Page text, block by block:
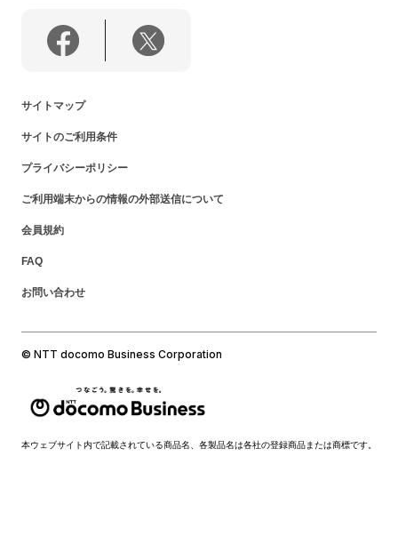
サイトマップ
サイトのご利用条件
プライバシーポリシー
ご利用端末からの情報の外部送信について
会員規約
FAQ
お問い合わせ
© NTT docomo Business Corporation
本ウェブサイト内で記載されている商品名、各製品名は各社の登録商品または商標です。